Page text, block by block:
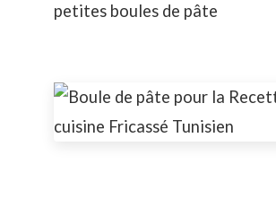
petites boules de pâte